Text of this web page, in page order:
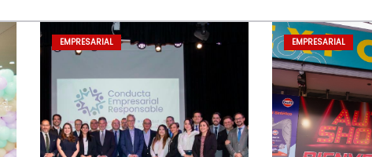
EMPRESARIAL EMPRESARIAL